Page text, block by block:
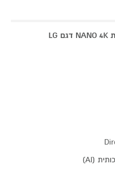
טלוויזיה חכמה "65 ברזולוציית NANO 4K דגם LG